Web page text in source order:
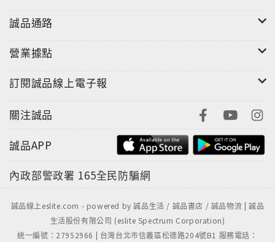
利入圍金球獎2項大獎，現更傳出捷報入圍奧斯卡
帝！
影音規格
發音：英語
字幕：繁體
中文螢幕:：1.85:1
音效：杜比5.1片長：124分
誠品通路
營業據點
訂閱誠品線上電子報
關注誠品
誠品APP
內政部警政署 165全民防騙網
誠品線上eslite.com - powered by 誠品生活 / 誠品書店 / 誠品物流 | 誠品
生活股份有限公司 (eslite Spectrum Corporation)
統一編號：27952966 | 台灣台北市信義區松德路204號B1 服務電話：